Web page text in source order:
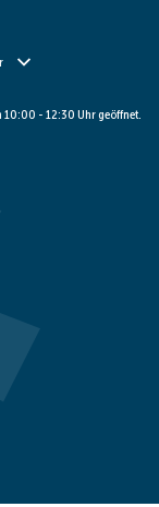
auszublenden
10:00 - 12:30 Uhr geöffnet.